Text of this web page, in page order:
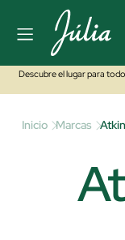
Descubre el lugar para
Inicio Marcas